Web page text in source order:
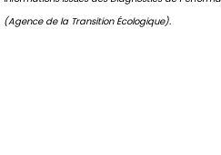
(Agence de la Transition Écologique).